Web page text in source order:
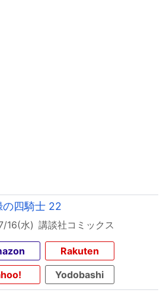
の四騎士 22
16(水) 講談社コミックス
Rakuten
Yodobashi